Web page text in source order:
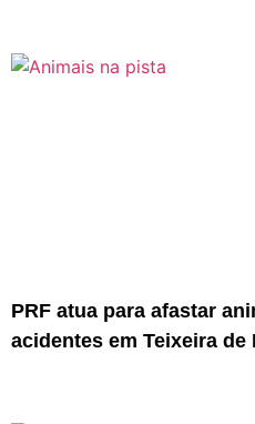
PRF atua para afastar
acidentes em Teixeira de